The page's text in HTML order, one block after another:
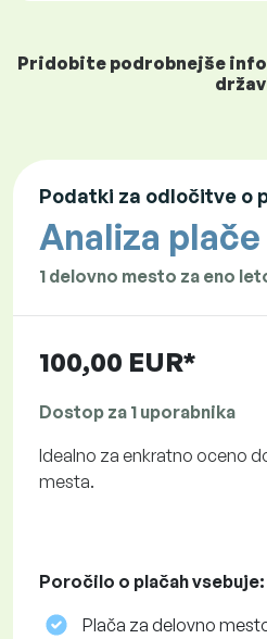
Pridobite podrobnejše
Podatki za odločitve o
Analiza
1 delovno mesto za eno
100,00 EUR*
Dostop za 1 uporabnika
Idealno za enkratno oceno
mesta.
Poročilo o plačah vsebuje:
Plača za delovno